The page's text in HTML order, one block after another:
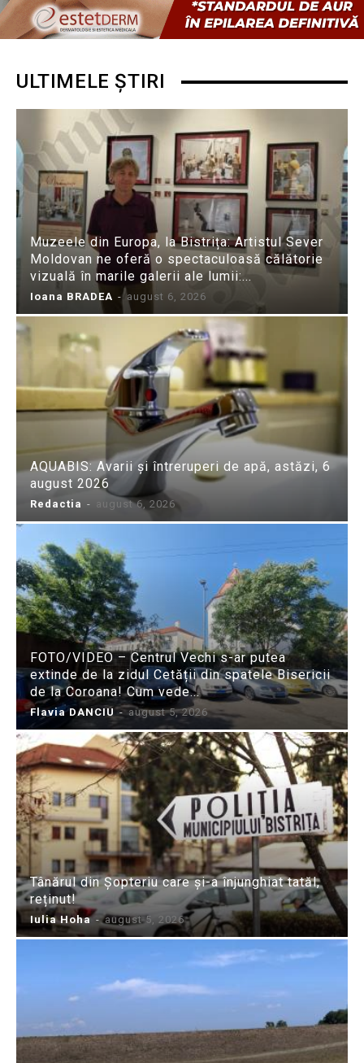
ULTIMELE ȘTIRI
Muzeele din Europa, la Bistrița: Artistul Sever
Moldovan ne oferă o spectaculoasă călătorie
vizuală în marile galerii ale lumii:...
Ioana BRADEA - august 6, 2026
AQUABIS: Avarii și întreruperi de apă, astăzi, 6
august 2026
Redactia - august 6, 2026
FOTO/VIDEO – Centrul Vechi s-ar putea
extinde de la zidul Cetății din spatele Bisericii
de la Coroana! Cum vede...
Flavia DANCIU - august 5, 2026
Tânărul din Șopteriu care și-a înjunghiat tatăl,
reținut!
Iulia Hoha - august 5, 2026